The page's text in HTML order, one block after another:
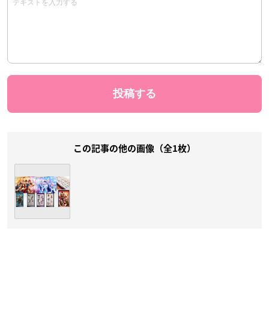
この記事の他の画像（全1枚）